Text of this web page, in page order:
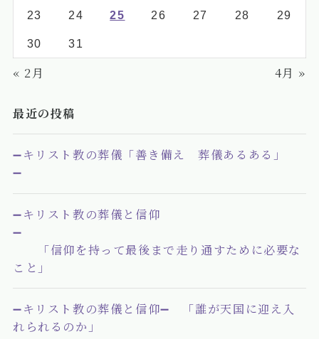
23 24 25 26 27 28 29
30 31
« 2月 4月 »
最近の投稿
➖キリスト教の葬儀「善き備え 葬儀あるある」
➖
➖キリスト教の葬儀と信仰
➖
「信仰を持って最後まで走り通すために必要な
こと」
➖キリスト教の葬儀と信仰➖ 「誰が天国に迎え入
れられるのか」